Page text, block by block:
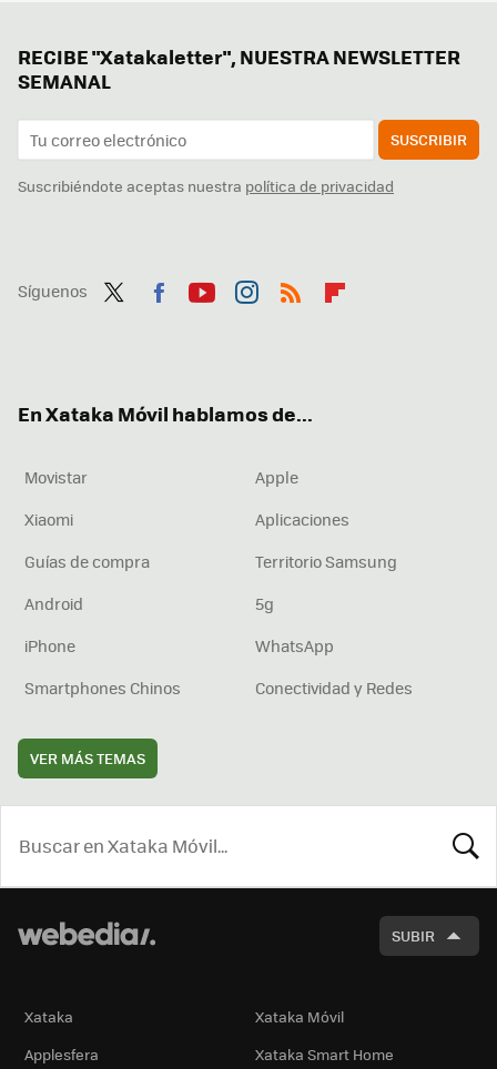
RECIBE "Xatakaletter", NUESTRA NEWSLETTER
SEMANAL
SUSCRIBIR
Suscribiéndote aceptas nuestra política de privacidad
Síguenos
En Xataka Móvil hablamos de...
Movistar
Apple
Xiaomi
Aplicaciones
Guías de compra
Territorio Samsung
Android
5g
iPhone
WhatsApp
Smartphones Chinos
Conectividad y Redes
VER MÁS TEMAS
SUBIR
Xataka
Xataka Móvil
Applesfera
Xataka Smart Home